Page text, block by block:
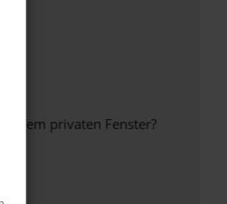
privaten Fenster?